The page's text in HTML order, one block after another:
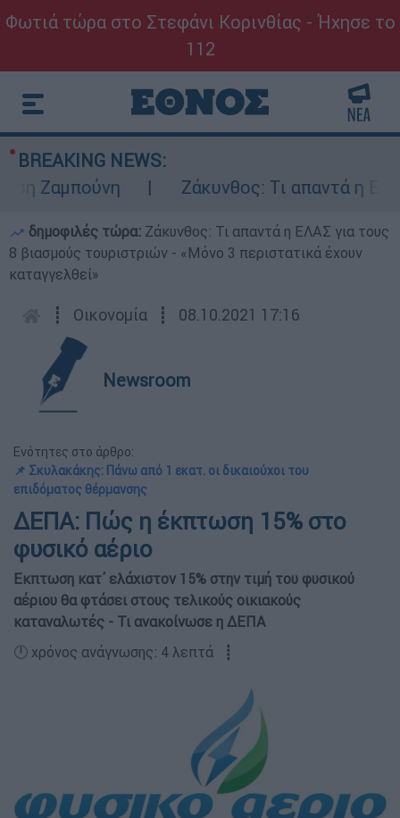
Φωτιά τώρα στο Στεφάνι Κορινθίας - Ήχησε το
112
BREAKING NEWS:
Ζάκυνθος: Τι απαντά η ΕΛΑΣ
δημοφιλές τώρα: Ζάκυνθος: Τι απαντά η ΕΛΑΣ για τους
8 βιασμούς τουριστριών - «Μόνο 3 περιστατικά έχουν
καταγγελθεί»
┋ Οικονομία ┋ 08.10.2021 17:16
Newsroom
Ενότητες στο άρθρο:
📌 Σκυλακάκης: Πάνω από 1 εκατ. οι δικαιούχοι του
επιδόματος θέρμανσης
ΔΕΠΑ: Πώς η έκπτωση 15% στο
φυσικό αέριο
Εκπτωση κατ΄ ελάχιστον 15% στην τιμή του φυσικού
αέριου θα φτάσει στους τελικούς οικιακούς
καταναλωτές - Τι ανακοίνωσε η ΔΕΠΑ
🕛 χρόνος ανάγνωσης: 4 λεπτά ┋